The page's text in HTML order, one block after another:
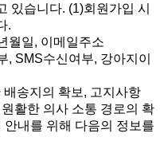
있습니다.(1)회원가입시
.
일,이메일주소
수신여부,강아지이
송지의확보,고지사항
활한의사소통경로의확
내를위해다음의정보를